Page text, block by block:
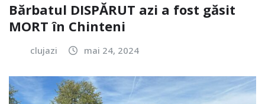
Bărbatul DISPĂRUT azi a fost găsit
MORT în Chinteni
clujazi mai 24, 2024